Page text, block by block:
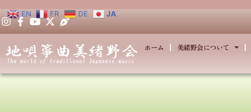
ホーム 美緒野会について
EN FR DE JA